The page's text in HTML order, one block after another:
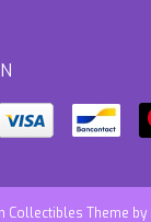
Collectibles Theme by